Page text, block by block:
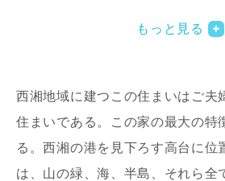
もっと見る
西湘地域に建つこの住まいはご夫
住まいである。この家の最大の特
る。西湘の港を見下ろす高台に位
は、山の緑、海、半島、それら全